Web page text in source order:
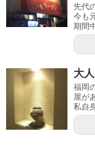
先代
今も
期間
大
福岡
屋が
私自